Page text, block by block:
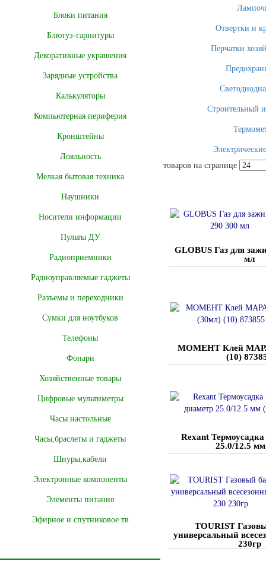
Блоки питания
Блютуз-гарнитуры
Декоративные украшения
Зарядные устройства
Калькуляторы
Компьютерная периферия
Кронштейны
Лояльность
Мелкая бытовая техника
Наушники
Носители информации
Пульты ДУ
Радиоприемники
Радиоуправляемые гаджеты
Разъемы и переходники
Сумки для ноутбуков
Телефоны
Фонари
Хозяйственные товары
Цифровые мультиметры
Часы настольные
Часы,браслеты и гаджеты
Шнуры,кабели
Электронные компоненты
Элементы питания
Эфирное и спутниковое тв
Отвертки и
Перчатки
Строительный
товаров на странице
GLOBUS Газ для
мл
МОМЕНТ Клей
(10)
Rexant
25.0/12.5
TOURIST
универсальный
230гр